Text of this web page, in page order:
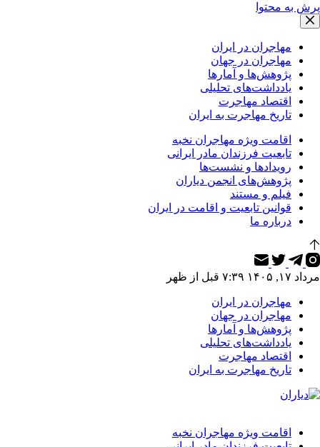
پرش به محتوا
مهاجران در ایران
مهاجران در جهان
پژوهش‌ها و آمارها
یادداشت‌های تحلیلی
اقتصاد مهاجرت
تاریخ مهاجرت به ایران
اقامت ویژه مهاجران نخبه
تابعیت فرزندان مادر ایرانی
رویدادها و نشست‌ها
پژوهش‌های انجمن دیاران
فیلم و مستند
قوانین تابعیت و اقامت در ایران
درباره ما
مرداد ۱۷, ۱۴۰۵ ۷:۳۹ قبل از ظهر
مهاجران در ایران
مهاجران در جهان
پژوهش‌ها و آمارها
یادداشت‌های تحلیلی
اقتصاد مهاجرت
تاریخ مهاجرت به ایران
اقامت ویژه مهاجران نخبه